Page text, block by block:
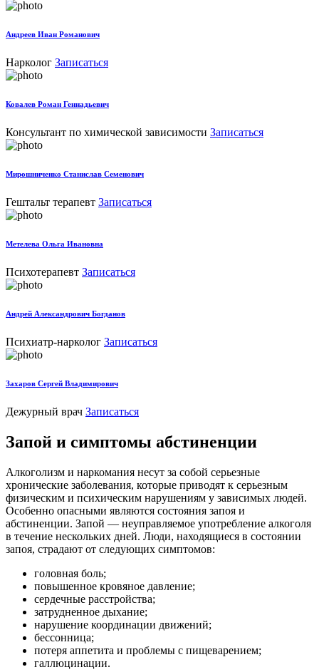
Андреев Иван Романович
Нарколог Записаться
Ковалев Роман Геннадьевич
Консультант по химической зависимости Записаться
Мирошниченко Станислав Семенович
Гештальт терапевт Записаться
Метелева Ольга Ивановна
Психотерапевт Записаться
Андрей Александрович Богданов
Психиатр-нарколог Записаться
Захаров Сергей Владимирович
Дежурный врач Записаться
Запой и симптомы абстиненции
Алкоголизм и наркомания несут за собой серьезные
хронические заболевания, которые приводят к серьезным
физическим и психическим нарушениям у зависимых людей.
Особенно опасными являются состояния запоя и
абстиненции. Запой — неуправляемое употребление алкоголя
в течение нескольких дней. Люди, находящиеся в состоянии
запоя, страдают от следующих симптомов:
головная боль;
повышенное кровяное давление;
сердечные расстройства;
затрудненное дыхание;
нарушение координации движений;
бессонница;
потеря аппетита и проблемы с пищеварением;
галлюцинации.